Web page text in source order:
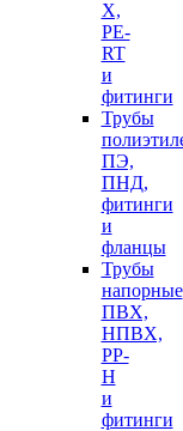
X,
PE-
RT
и
фитинги
Трубы
ПЭ,
ПНД,
фитинги
и
фланцы
Трубы
напорные
ПВХ,
НПВХ,
PP-
H
и
фитинги